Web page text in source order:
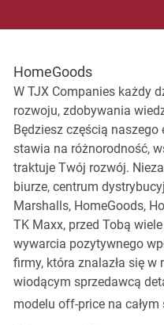
HomeGoods
W TJX Companies każdy
rozwoju, zdobywania
Będziesz częścią naszego
stawia na różnorodność,
traktuje Twój rozwój.
biurze, centrum
Marshalls, HomeGoods,
TK Maxx, przed Tobą
wywarcia pozytywnego
firmy, która znalazła się w
wiodącym sprzedawcą
modelu off-price na całym